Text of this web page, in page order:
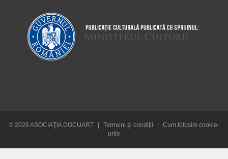
© 2026 ASOCIAŢIA DOCUART Termeni şi condiţii
Cum folosim cookie-
urile